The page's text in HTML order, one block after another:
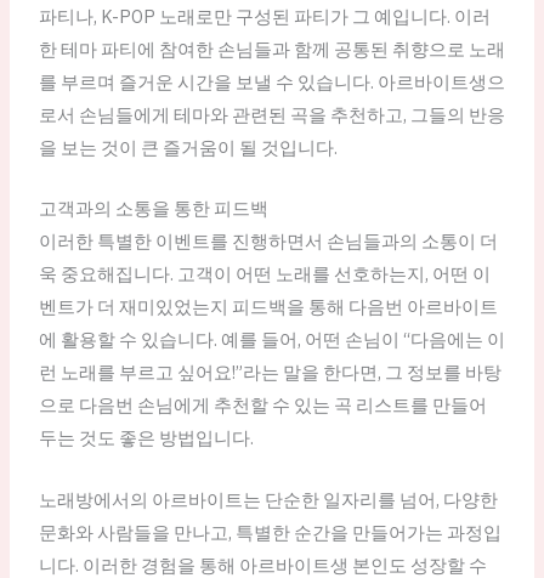
파티나, K-POP 노래로만 구성된 파티가 그 예입니다. 이러
한 테마 파티에 참여한 손님들과 함께 공통된 취향으로 노래
를 부르며 즐거운 시간을 보낼 수 있습니다. 아르바이트생으
로서 손님들에게 테마와 관련된 곡을 추천하고, 그들의 반응
을 보는 것이 큰 즐거움이 될 것입니다.
고객과의 소통을 통한 피드백
이러한 특별한 이벤트를 진행하면서 손님들과의 소통이 더
욱 중요해집니다. 고객이 어떤 노래를 선호하는지, 어떤 이
벤트가 더 재미있었는지 피드백을 통해 다음번 아르바이트
에 활용할 수 있습니다. 예를 들어, 어떤 손님이 “다음에는 이
런 노래를 부르고 싶어요!”라는 말을 한다면, 그 정보를 바탕
으로 다음번 손님에게 추천할 수 있는 곡 리스트를 만들어
두는 것도 좋은 방법입니다.
노래방에서의 아르바이트는 단순한 일자리를 넘어, 다양한
문화와 사람들을 만나고, 특별한 순간을 만들어가는 과정입
니다. 이러한 경험을 통해 아르바이트생 본인도 성장할 수